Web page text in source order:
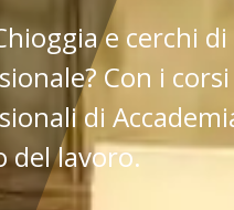
e cerchi
Con i
di
del lavoro.